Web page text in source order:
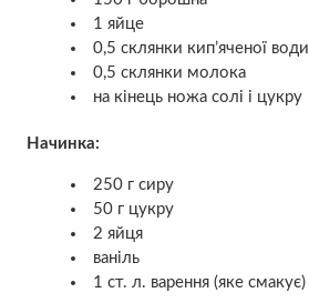
1 яйце
0,5 склянки кип’яченої води
0,5 склянки молока
на кінець ножа солі і цукру
Начинка:
250 г сиру
50 г цукру
2 яйця
ваніль
1 ст. л. варення (яке смакує)